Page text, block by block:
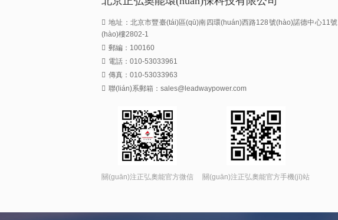
地址：北京市豐臺(tái)區(qū)南四環(huán)西路128號(hào)諾德中心11號
(hào)樓2802-1
郵編：100160
電話：010-53033961
傳真：010-53033963
聯(lián)系郵箱：sales@leadwaypower.com
關(guān)注正弘奧能官方微信 關(guān)注正弘奧能官方手機(jī)站